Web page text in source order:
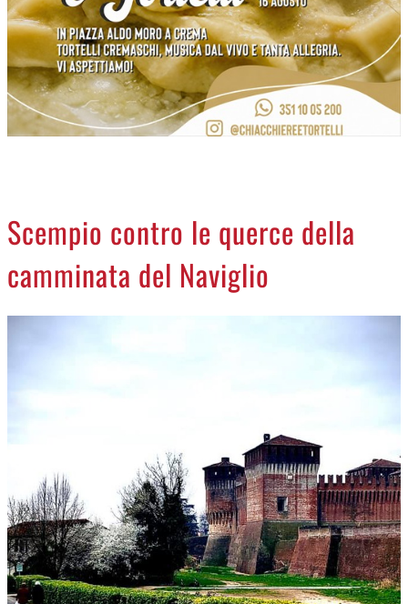
NECROLOGI
ACCEDI
Scempio contro le querce della
camminata del Naviglio